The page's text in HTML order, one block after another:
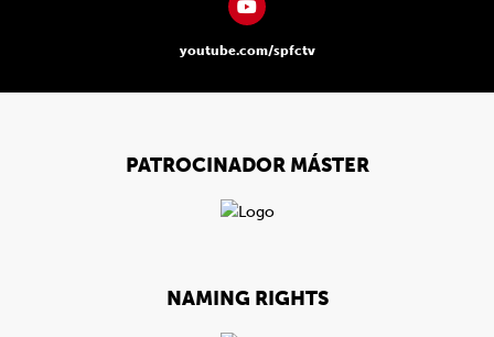
youtube.com/spfctv
PATROCINADOR MÁSTER
NAMING RIGHTS